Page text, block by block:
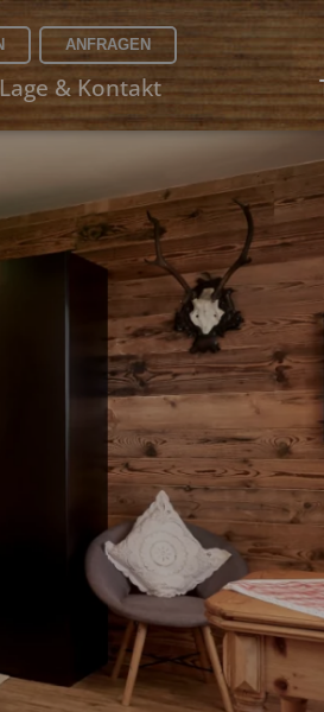
Lage & Kontakt
Warenkorb